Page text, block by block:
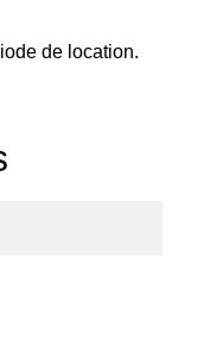
de location.